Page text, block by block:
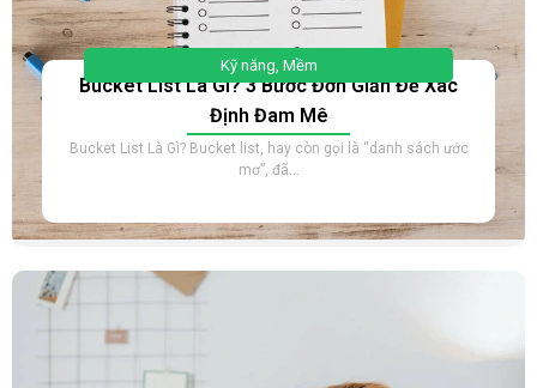
Kỹ năng, Mềm
Bucket List Là Gì? 3 Bước Đơn Giản Để Xác
Định Đam Mê
Bucket List Là Gì? Bucket list, hay còn gọi là “danh sách ước
mơ”, đã...